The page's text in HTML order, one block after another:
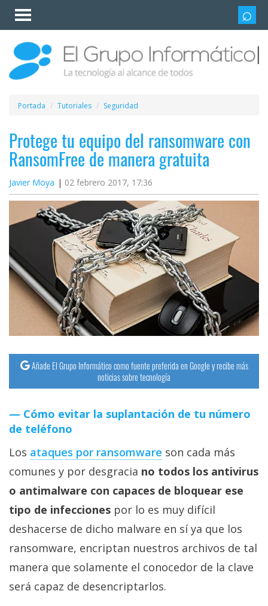
Invitado
Iniciar
sesión /
Registrarse
Esenciales
Móviles
Ofertas
Apps
Redes
sociales
Plataformas
streaming
Operadores
Trucos
y
Tutoriales
Ciberseguridad
operativos
Profesional
+
Más
temas
Sorteos
Portada Tutoriales Seguridad
Protege tu equipo del ransomware con
RansomFree de manera gratuita
Javier Moya 02 febrero 2017, 17:36
Añade El Grupo Informático como fuente preferida en Google y recibe más
noticias sobre tecnología
Cómo evitar la suplantación de tu número
de teléfono
Los ataques por ransomware son cada más
comunes y por desgracia no todos los antivirus
o antimalware con capaces de bloquear ese
tipo de infecciones por lo es muy difícil
deshacerse de dicho malware en sí ya que los
ransomware, encriptan nuestros archivos de tal
manera que solamente el conocedor de la clave
será capaz de desencriptarlos.